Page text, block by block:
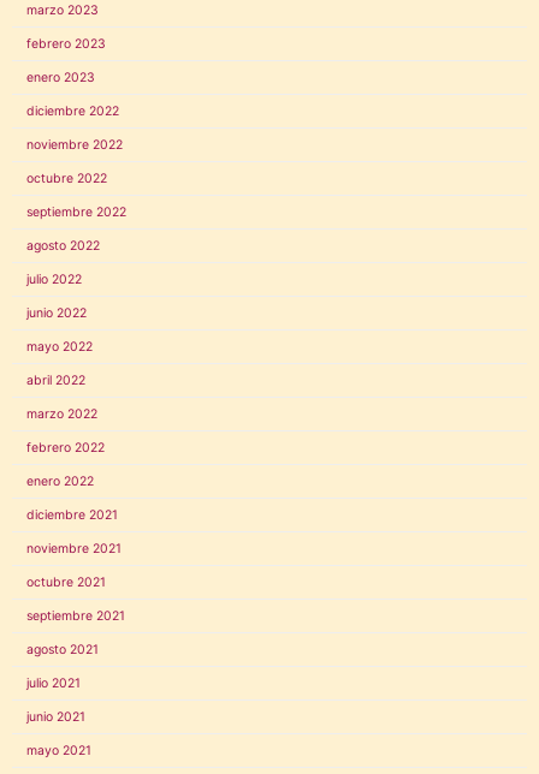
marzo 2023
febrero 2023
enero 2023
diciembre 2022
noviembre 2022
octubre 2022
septiembre 2022
agosto 2022
julio 2022
junio 2022
mayo 2022
abril 2022
marzo 2022
febrero 2022
enero 2022
diciembre 2021
noviembre 2021
octubre 2021
septiembre 2021
agosto 2021
julio 2021
junio 2021
mayo 2021